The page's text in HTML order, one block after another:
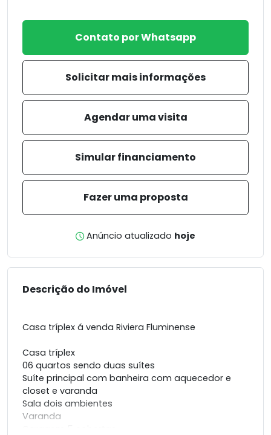
Contato por Whatsapp
Solicitar mais informações
Agendar uma visita
Simular financiamento
Fazer uma proposta
Anúncio atualizado hoje
Descrição do Imóvel
Casa tríplex á venda Riviera Fluminense
Casa tríplex
06 quartos sendo duas suítes
Suíte principal com banheira com aquecedor e
closet e varanda
Sala dois ambientes
Varanda